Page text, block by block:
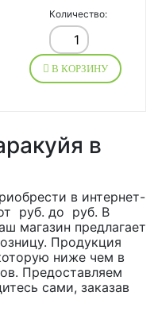
Количество:
В КОРЗИНУ
в
в интернет-
руб. до руб. В
магазин предлагает
Продукция
ниже чем в
Предоставляем
сами, заказав